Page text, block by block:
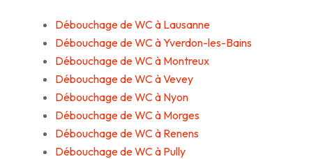
Débouchage de WC à Lausanne
Débouchage de WC à Yverdon-les-Bains
Débouchage de WC à Montreux
Débouchage de WC à Vevey
Débouchage de WC à Nyon
Débouchage de WC à Morges
Débouchage de WC à Renens
Débouchage de WC à Pully